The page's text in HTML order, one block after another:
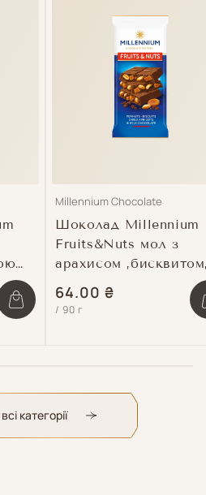
шт
Збільшити
Продавець:
Millennium Chocolate
Шоколад Millennium
Fruits&Nuts мол з
арахисом
курагою та мигдалем
90г
Звичайна
ціна
64.00 ₴
/ 90 г
категорії